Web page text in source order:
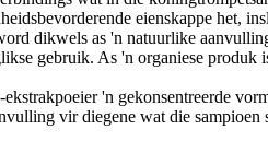
eienskappe het,
dikwels as 'n natuurlike
gebruik. As 'n organiese
'n gekonsentreerde
vir diegene wat die